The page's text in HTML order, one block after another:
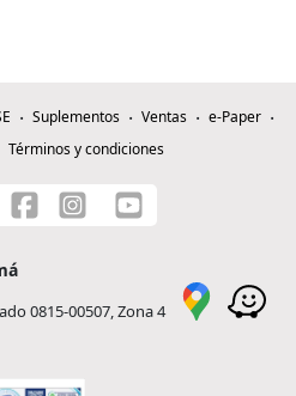
Suplementos Ventas
e-Paper
Términos y condiciones
0815-00507, Zona 4